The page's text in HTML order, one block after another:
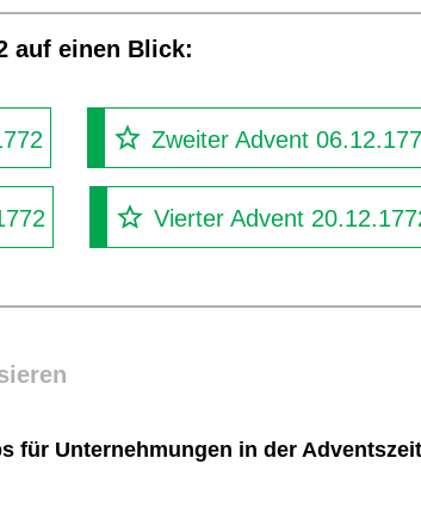
auf einen Blick:
Zweiter Advent
Vierter Advent
für Unternehmungen in der Adventszeit